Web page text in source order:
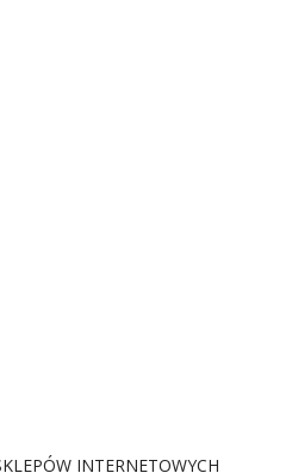
INTERNETOWYCH